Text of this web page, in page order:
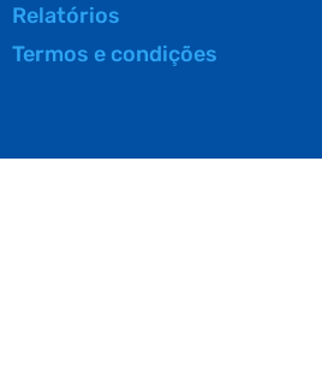
Relatórios
Termos e condições